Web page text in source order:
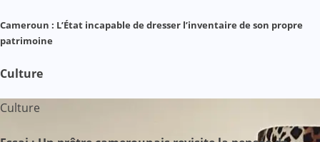
Cameroun : L’État incapable de dresser l’inventaire de son propre
patrimoine
Culture
Culture